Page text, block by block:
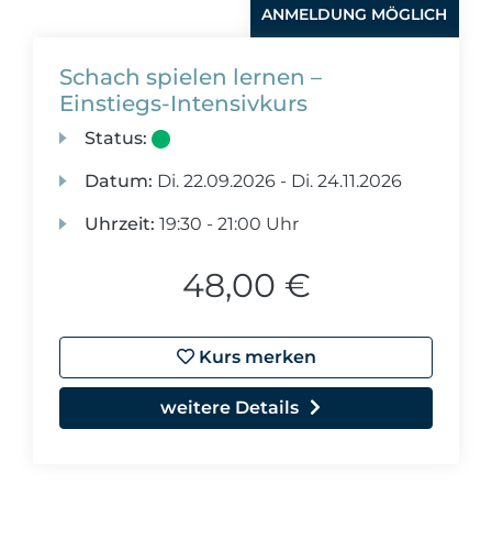
ANMELDUNG MÖGLICH
Schach spielen lernen –
Einstiegs-Intensivkurs
Status:
Datum: Di. 22.09.2026 - Di. 24.11.2026
Uhrzeit: 19:30 - 21:00 Uhr
48,00 €
Kurs merken
weitere Details